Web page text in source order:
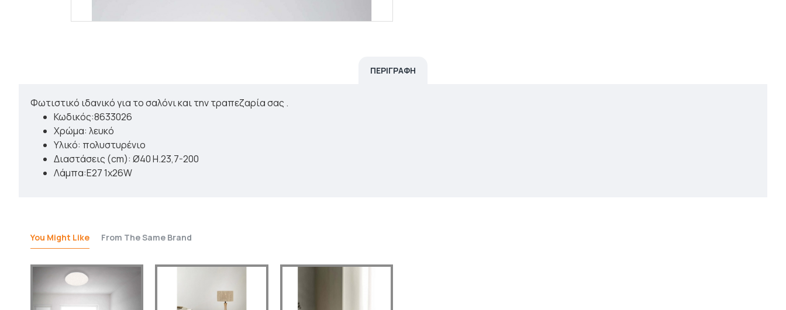
ΠΕΡΙΓΡΑΦΗ
Φωτιστικό ιδανικό για το σαλόνι και την τραπεζαρία σας .
Κωδικός:8633026
Χρώμα: λευκό
Υλικό: πολυστυρένιο
Διαστάσεις (cm): Ø40 H.23,7-200
Λάμπα:Ε27 1x26W
You Might Like From The Same Brand